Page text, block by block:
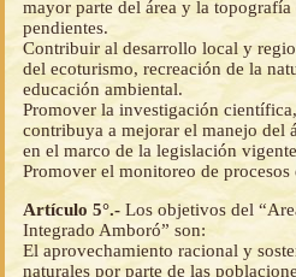
mayor parte del área y la
pendientes.
Contribuir al desarrollo local y
del ecoturismo, recreación de la
educación ambiental.
Promover la investigación
contribuya a mejorar el manejo del
en el marco de la legislación
Promover el monitoreo de procesos
Artículo 5°.- Los objetivos del
Integrado Amboró” son:
El aprovechamiento racional y
naturales por parte de las